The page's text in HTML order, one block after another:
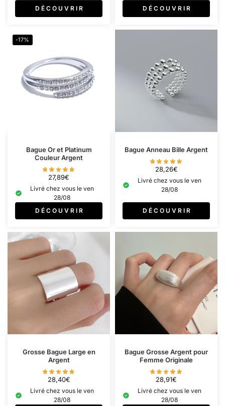
D É C O U V R I R
D É C O U V R I R
-17%
Bague Or et Platinum
Couleur Argent
27,89€
Livré chez vous le ven
28/08
D É C O U V R I R
Bague Anneau Bille Argent
28,26€
Livré chez vous le ven
28/08
D É C O U V R I R
Grosse Bague Large en
Argent
28,40€
Livré chez vous le ven
28/08
Bague Grosse Argent pour
Femme Originale
28,91€
Livré chez vous le ven
28/08